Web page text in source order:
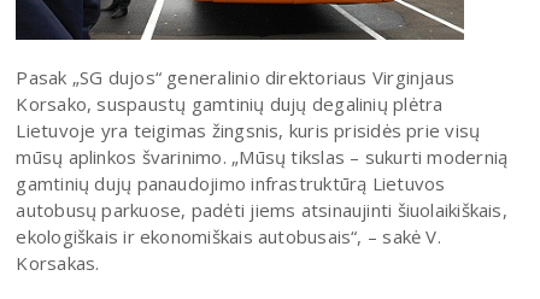
Pasak „SG dujos“ generalinio direktoriaus Virginjaus
Korsako, suspaustų gamtinių dujų degalinių plėtra
Lietuvoje yra teigimas žingsnis, kuris prisidės prie visų
mūsų aplinkos švarinimo. „Mūsų tikslas – sukurti modernią
gamtinių dujų panaudojimo infrastruktūrą Lietuvos
autobusų parkuose, padėti jiems atsinaujinti šiuolaikiškais,
ekologiškais ir ekonomiškais autobusais“, – sakė V.
Korsakas.